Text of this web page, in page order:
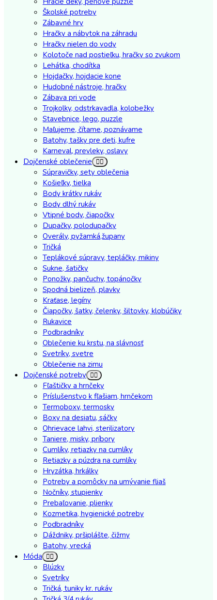
Školské potreby
Zábavné hry
Hračky a nábytok na záhradu
Hračky nielen do vody
Kolotoče nad postieľku, hračky so zvukom
Lehátka, chodítka
Hojdačky, hojdacie kone
Hudobné nástroje, hračky
Zábava pri vode
Trojkolky, odstrkavadla, kolobežky
Stavebnice, lego, puzzle
Maľujeme, čítame, poznávame
Batohy, tašky pre deti, kufre
Karneval, prevleky, oslavy
Dojčenské oblečenie
Súpravičky, sety oblečenia
Košieľky, tielka
Body krátky rukáv
Body dlhý rukáv
Vtipné body, čiapočky
Dupačky, polodupačky
Overály, pyžamká,župany
Tričká
Teplákové súpravy, tepláčky, mikiny
Sukne, šatičky
Ponožky, pančuchy, topánočky
Spodná bielizeň, plavky
Kraťase, legíny
Čiapočky, šatky, čelenky, šiltovky, klobúčiky
Rukavice
Podbradníky
Oblečenie ku krstu, na slávnosť
Svetríky, svetre
Oblečenie na zimu
Dojčenské potreby
Fľaštičky a hrnčeky
Príslušenstvo k fľašiam, hrnčekom
Termoboxy, termosky
Boxy na desiatu, sáčky
Ohrievace lahvi, sterilizatory
Taniere, misky, príbory
Cumlíky, retiazky na cumlíky
Retiazky a púzdra na cumlíky
Hryzátka, hrkálky
Potreby a pomôcky na umývanie fliaš
Nočníky, stupienky
Prebaľovanie, plienky
Kozmetika, hygienické potreby
Podbradníky
Dáždniky, pršiplášte, čižmy
Batohy, vrecká
Móda
Blúzky
Svetríky
Tričká, tuniky kr. rukáv